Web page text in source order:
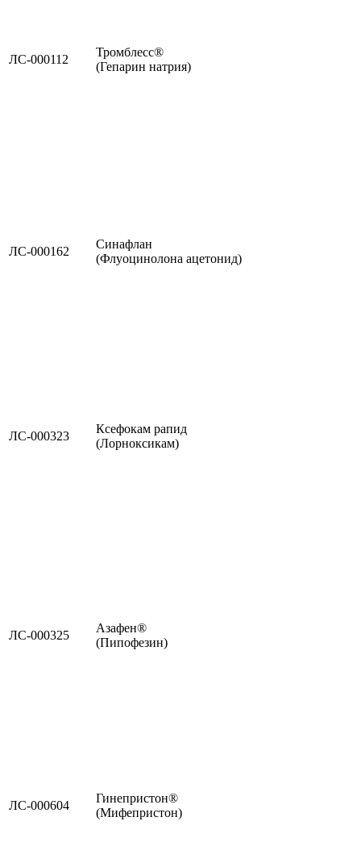
ЛС-000112
Тромблесс®
(Гепарин натрия)
ЛС-000162
Синафлан
(Флуоцинолона ацетонид)
ЛС-000323
Ксефокам рапид
(Лорноксикам)
ЛС-000325
Азафен®
(Пипофезин)
ЛС-000604
Гинепристон®
(Мифепристон)